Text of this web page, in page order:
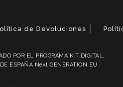
de Devoluciones
POR EL PROGRAMA KIT DIGITAL.
ESPAÑA Next GENERATION EU